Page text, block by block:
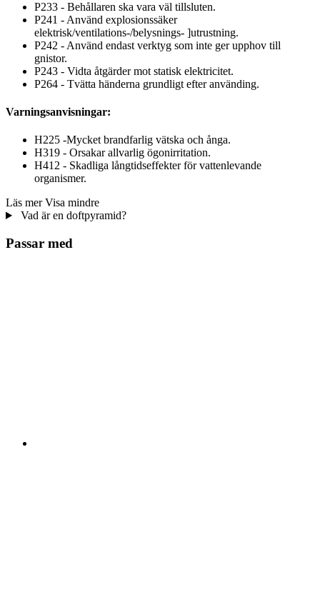
P233 - Behållaren ska vara väl tillsluten.
P241 - Använd explosionssäker
elektrisk/ventilations-/belysnings- ]utrustning.
P242 - Använd endast verktyg som inte ger upphov till
gnistor.
P243 - Vidta åtgärder mot statisk elektricitet.
P264 - Tvätta händerna grundligt efter använding.
Varningsanvisningar:
H225 -Mycket brandfarlig vätska och ånga.
H319 - Orsakar allvarlig ögonirritation.
H412 - Skadliga långtidseffekter för vattenlevande
organismer.
Läs mer Visa mindre
Vad är en doftpyramid?
Passar med